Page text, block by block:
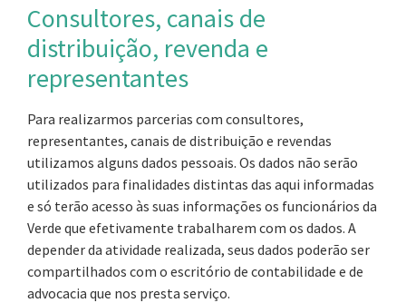
Consultores, canais de
distribuição, revenda e
representantes
Para realizarmos parcerias com consultores,
representantes, canais de distribuição e revendas
utilizamos alguns dados pessoais. Os dados não serão
utilizados para finalidades distintas das aqui informadas
e só terão acesso às suas informações os funcionários da
Verde que efetivamente trabalharem com os dados. A
depender da atividade realizada, seus dados poderão ser
compartilhados com o escritório de contabilidade e de
advocacia que nos presta serviço.